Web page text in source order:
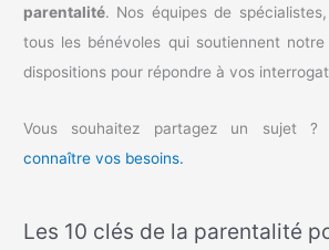
parentalité. Nos équipes de
tous les bénévoles qui soutiennent
dispositions pour répondre à vos
Vous souhaitez partagez un sujet ?
connaître vos besoins.
Les 10 clés de la parentalité